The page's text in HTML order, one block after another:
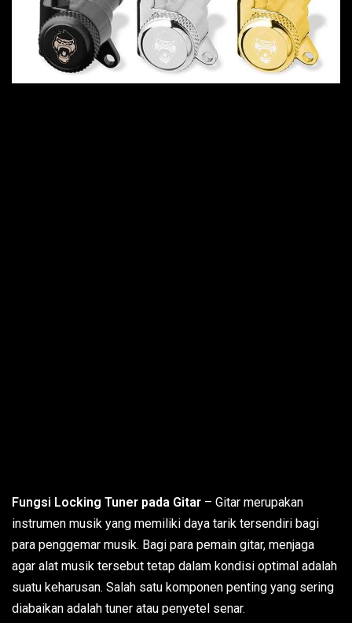
Fungsi Locking Tuner pada Gitar – Gitar merupakan
instrumen musik yang memiliki daya tarik tersendiri bagi
para penggemar musik. Bagi para pemain gitar, menjaga
agar alat musik tersebut tetap dalam kondisi optimal adalah
suatu keharusan. Salah satu komponen penting yang sering
diabaikan adalah tuner atau penyetel senar.